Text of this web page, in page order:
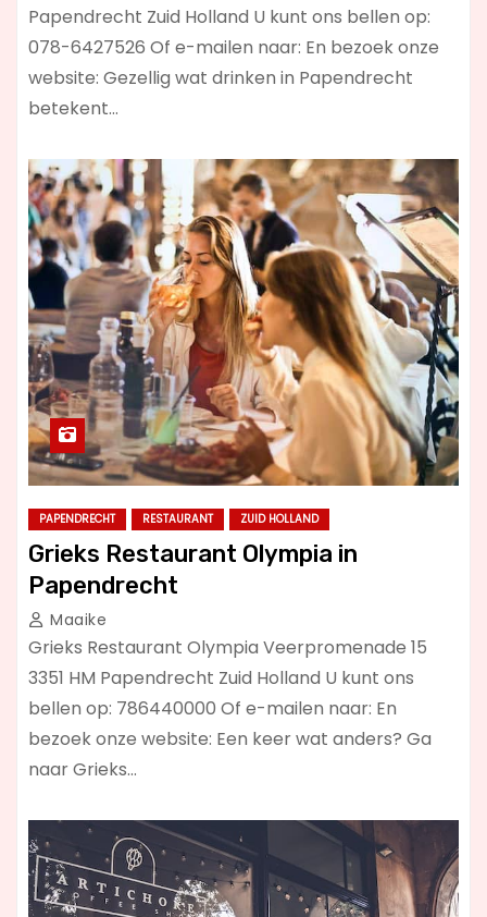
Papendrecht Zuid Holland U kunt ons bellen op:
078-6427526 Of e-mailen naar: En bezoek onze
website: Gezellig wat drinken in Papendrecht
betekent…
PAPENDRECHT RESTAURANT ZUID HOLLAND
Grieks Restaurant Olympia in
Papendrecht
Maaike
Grieks Restaurant Olympia Veerpromenade 15
3351 HM Papendrecht Zuid Holland U kunt ons
bellen op: 786440000 Of e-mailen naar: En
bezoek onze website: Een keer wat anders? Ga
naar Grieks…